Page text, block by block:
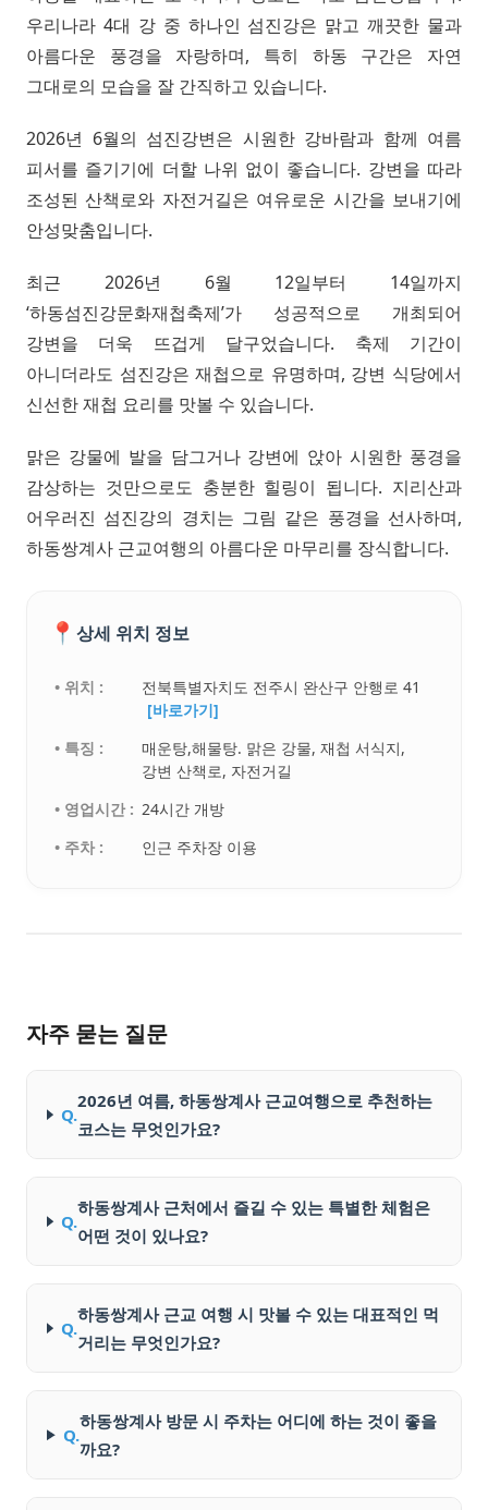
우리나라 4대 강 중 하나인 섬진강은 맑고 깨끗한 물과
아름다운 풍경을 자랑하며, 특히 하동 구간은 자연
그대로의 모습을 잘 간직하고 있습니다.
2026년 6월의 섬진강변은 시원한 강바람과 함께 여름
피서를 즐기기에 더할 나위 없이 좋습니다. 강변을 따라
조성된 산책로와 자전거길은 여유로운 시간을 보내기에
안성맞춤입니다.
최근 2026년 6월 12일부터 14일까지
‘하동섬진강문화재첩축제’가 성공적으로 개최되어
강변을 더욱 뜨겁게 달구었습니다. 축제 기간이
아니더라도 섬진강은 재첩으로 유명하며, 강변 식당에서
신선한 재첩 요리를 맛볼 수 있습니다.
맑은 강물에 발을 담그거나 강변에 앉아 시원한 풍경을
감상하는 것만으로도 충분한 힐링이 됩니다. 지리산과
어우러진 섬진강의 경치는 그림 같은 풍경을 선사하며,
하동쌍계사 근교여행의 아름다운 마무리를 장식합니다.
📍 상세 위치 정보
• 위치 :
전북특별자치도 전주시 완산구 안행로 41
[바로가기]
• 특징 :
매운탕,해물탕. 맑은 강물, 재첩 서식지,
강변 산책로, 자전거길
• 영업시간 : 24시간 개방
• 주차 :
인근 주차장 이용
자주 묻는 질문
Q.
2026년 여름, 하동쌍계사 근교여행으로 추천하는
코스는 무엇인가요?
Q.
하동쌍계사 근처에서 즐길 수 있는 특별한 체험은
어떤 것이 있나요?
Q.
하동쌍계사 근교 여행 시 맛볼 수 있는 대표적인 먹
거리는 무엇인가요?
Q.
하동쌍계사 방문 시 주차는 어디에 하는 것이 좋을
까요?